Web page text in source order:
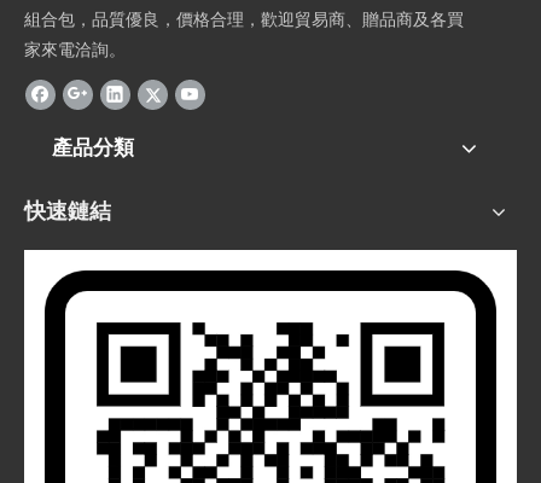
組合包，品質優良，價格合理，歡迎貿易商、贈品商及各買
家來電洽詢。
產品分類
快速鏈結